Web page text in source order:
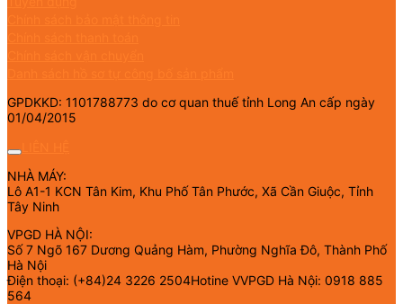
GPDKKD: 1101788773 do cơ quan thuế tỉnh Long An cấp ngày
01/04/2015
NHÀ MÁY:
Lô A1-1 KCN Tân Kim, Khu Phố Tân Phước, Xã Cần Giuộc, Tỉnh
Tây Ninh
VPGD HÀ NỘI:
Số 7 Ngõ 167 Dương Quảng Hàm, Phường Nghĩa Đô, Thành Phố
Hà Nội
Điện thoại: (+84)24 3226 2504Hotine VVPGD Hà Nội: 0918 885
564